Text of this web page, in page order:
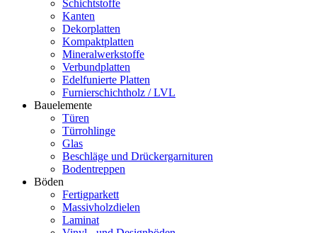
Schichtstoffe
Kanten
Dekorplatten
Kompaktplatten
Mineralwerkstoffe
Verbundplatten
Edelfunierte Platten
Furnierschichtholz / LVL
Bauelemente
Türen
Türrohlinge
Glas
Beschläge und Drückergarnituren
Bodentreppen
Böden
Fertigparkett
Massivholzdielen
Laminat